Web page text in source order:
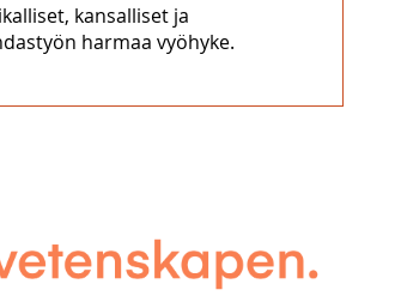
kansalliset ja
harmaa vyöhyke.